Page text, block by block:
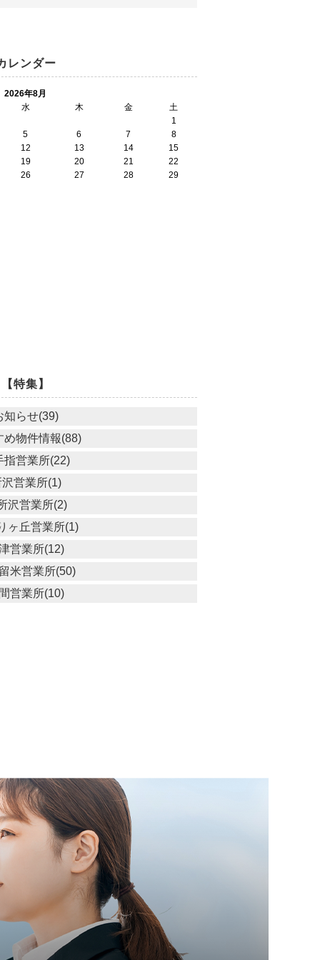
レンダー
2026年8月
水
木 金
土
1
5
6 7
8
12
13 14
15
19
20 21
22
26
27 28 29
【特集】
知らせ(39)
め物件情報(88)
指営業所(22)
営業所(1)
沢営業所(2)
ヶ丘営業所(1)
営業所(12)
米営業所(50)
営業所(10)